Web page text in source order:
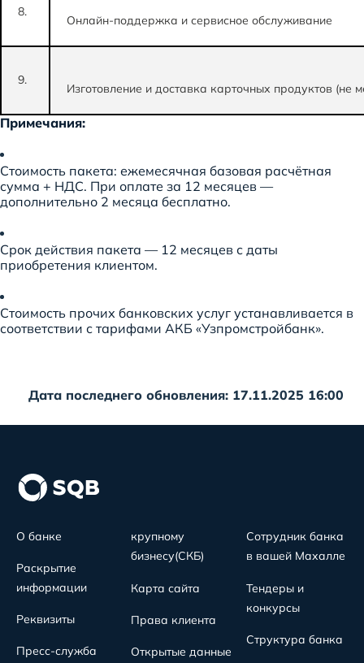
8.
Онлайн-поддержка и сервисное обслуживание
9.
Изготовление и доставка карточных продуктов (не
Примечания:
Стоимость пакета: ежемесячная базовая расчётная
сумма + НДС. При оплате за 12 месяцев —
дополнительно 2 месяца бесплатно.
Срок действия пакета — 12 месяцев с даты
приобретения клиентом.
Стоимость прочих банковских услуг устанавливается в
соответствии с тарифами АКБ «Узпромстройбанк».
Дата последнего обновления: 17.11.2025 16:00
О банке
Раскрытие
информации
Реквизиты
Пресс-служба
крупному
бизнесу(СКБ)
Карта сайта
Права клиента
Открытые данные
Сотрудник банка
в вашей Махалле
Тендеры и
конкурсы
Структура банка